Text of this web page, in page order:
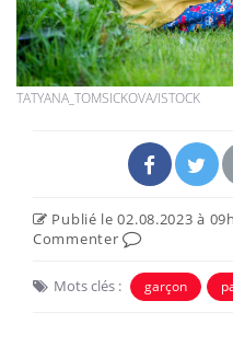
TATYANA_TOMSICKOVA/ISTOCK
Publié le 02.08.2023 à
Commenter
Mots clés : garçon